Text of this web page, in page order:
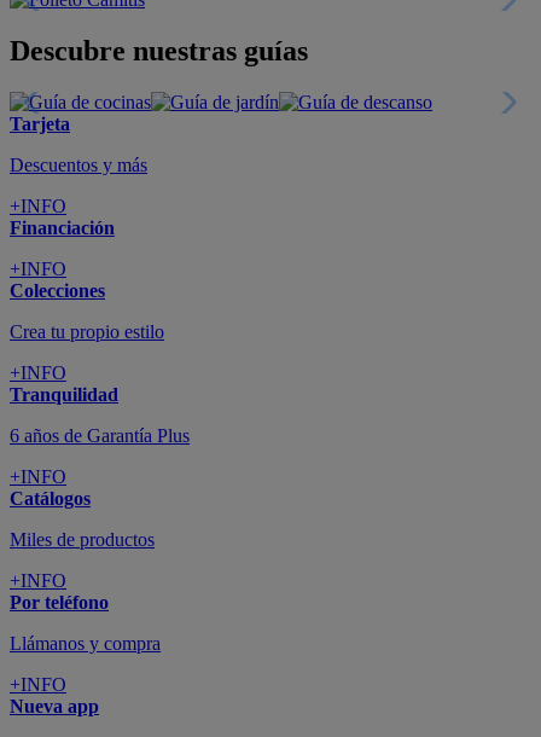
Descubre nuestras guías
Tarjeta
Descuentos y más
+INFO
Financiación
+INFO
Colecciones
Crea tu propio estilo
+INFO
Tranquilidad
6 años de Garantía Plus
+INFO
Catálogos
Miles de productos
+INFO
Por teléfono
Llámanos y compra
+INFO
Nueva app